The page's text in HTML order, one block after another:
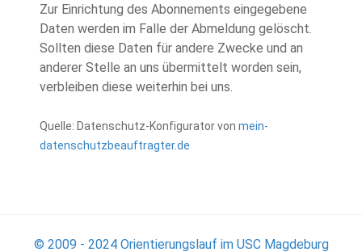
Zur Einrichtung des Abonnements eingegebene
Daten werden im Falle der Abmeldung gelöscht.
Sollten diese Daten für andere Zwecke und an
anderer Stelle an uns übermittelt worden sein,
verbleiben diese weiterhin bei uns.
Quelle: Datenschutz-Konfigurator von mein-
datenschutzbeauftragter.de
© 2009 - 2024 Orientierungslauf im USC Magdeburg